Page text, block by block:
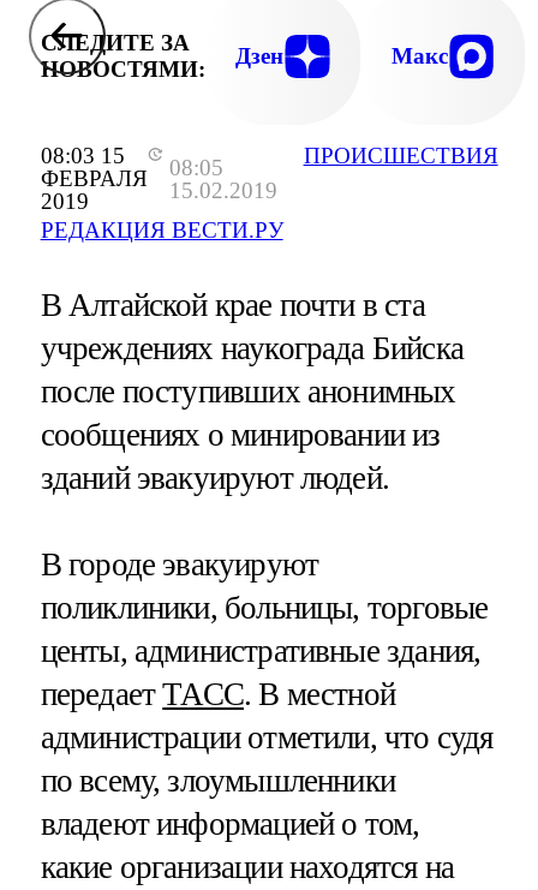
08:03 15
ФЕВРАЛЯ
2019
08:05
15.02.2019
РЕДАКЦИЯ ВЕСТИ.РУ
ПРОИСШЕСТВИЯ
СЛЕДИТЕ ЗА
НОВОСТЯМИ:
Дзен Макс
В Алтайской крае почти в ста
учреждениях наукограда Бийска
после поступивших анонимных
сообщениях о минировании из
зданий эвакуируют людей.
В городе эвакуируют
поликлиники, больницы, торговые
центы, административные здания,
передаетТАСС. В местной
администрации отметили, что судя
по всему, злоумышленники
владеют информацией о том,
какие организации находятся на